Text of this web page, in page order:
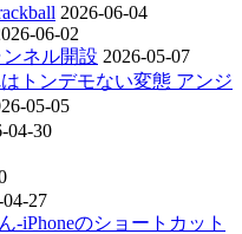
2026-06-04
06-02
ンネル開設 2026-05-07
はトンデモない変態 アンジ
05-05
04-30
04-27
-iPhoneのショートカット